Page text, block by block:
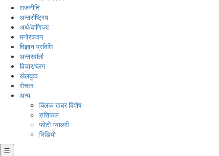
राजनीति
अन्तर्राष्ट्रिय
अर्थ/वाणिज्य
मनाेरञ्जन
विज्ञान प्रविधि
अन्तरर्वार्ता
विचार/ब्लग
खेलकुद
रोचक
अन्य
क्लिक खबर विशेष
राशिफल
फोटो ग्यालरी
भिडियो
☰